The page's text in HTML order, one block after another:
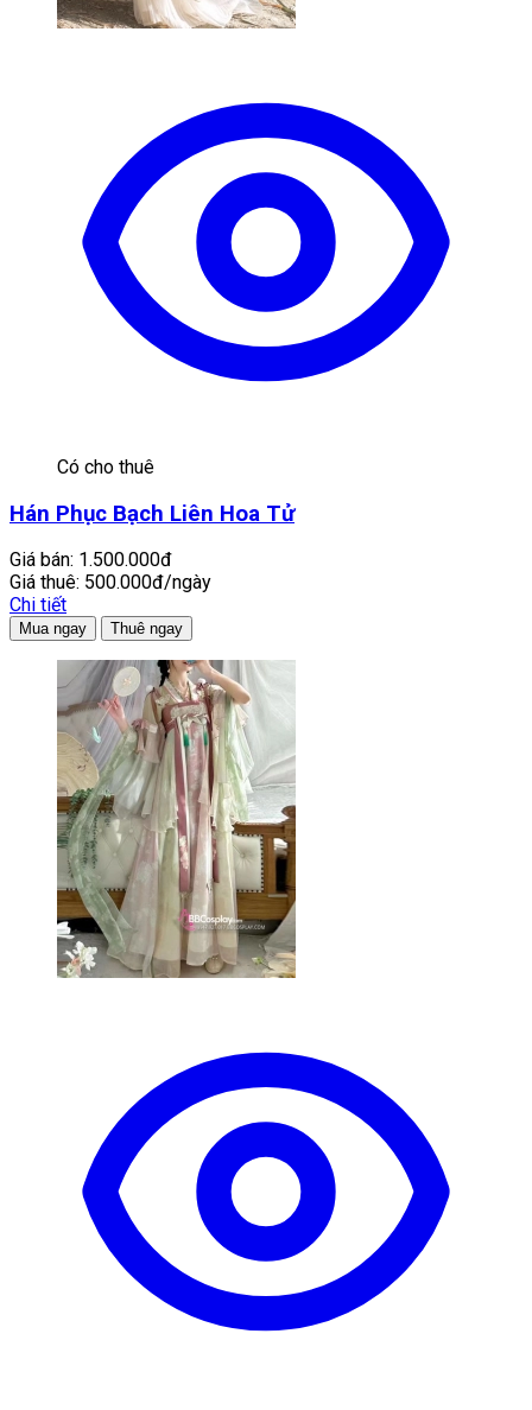
Có cho thuê
Hán Phục Bạch Liên Hoa Tử
Giá bán: 1.500.000đ
Giá thuê: 500.000đ/ngày
Chi tiết
Mua ngay Thuê ngay